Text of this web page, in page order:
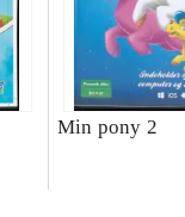
Min pony 2